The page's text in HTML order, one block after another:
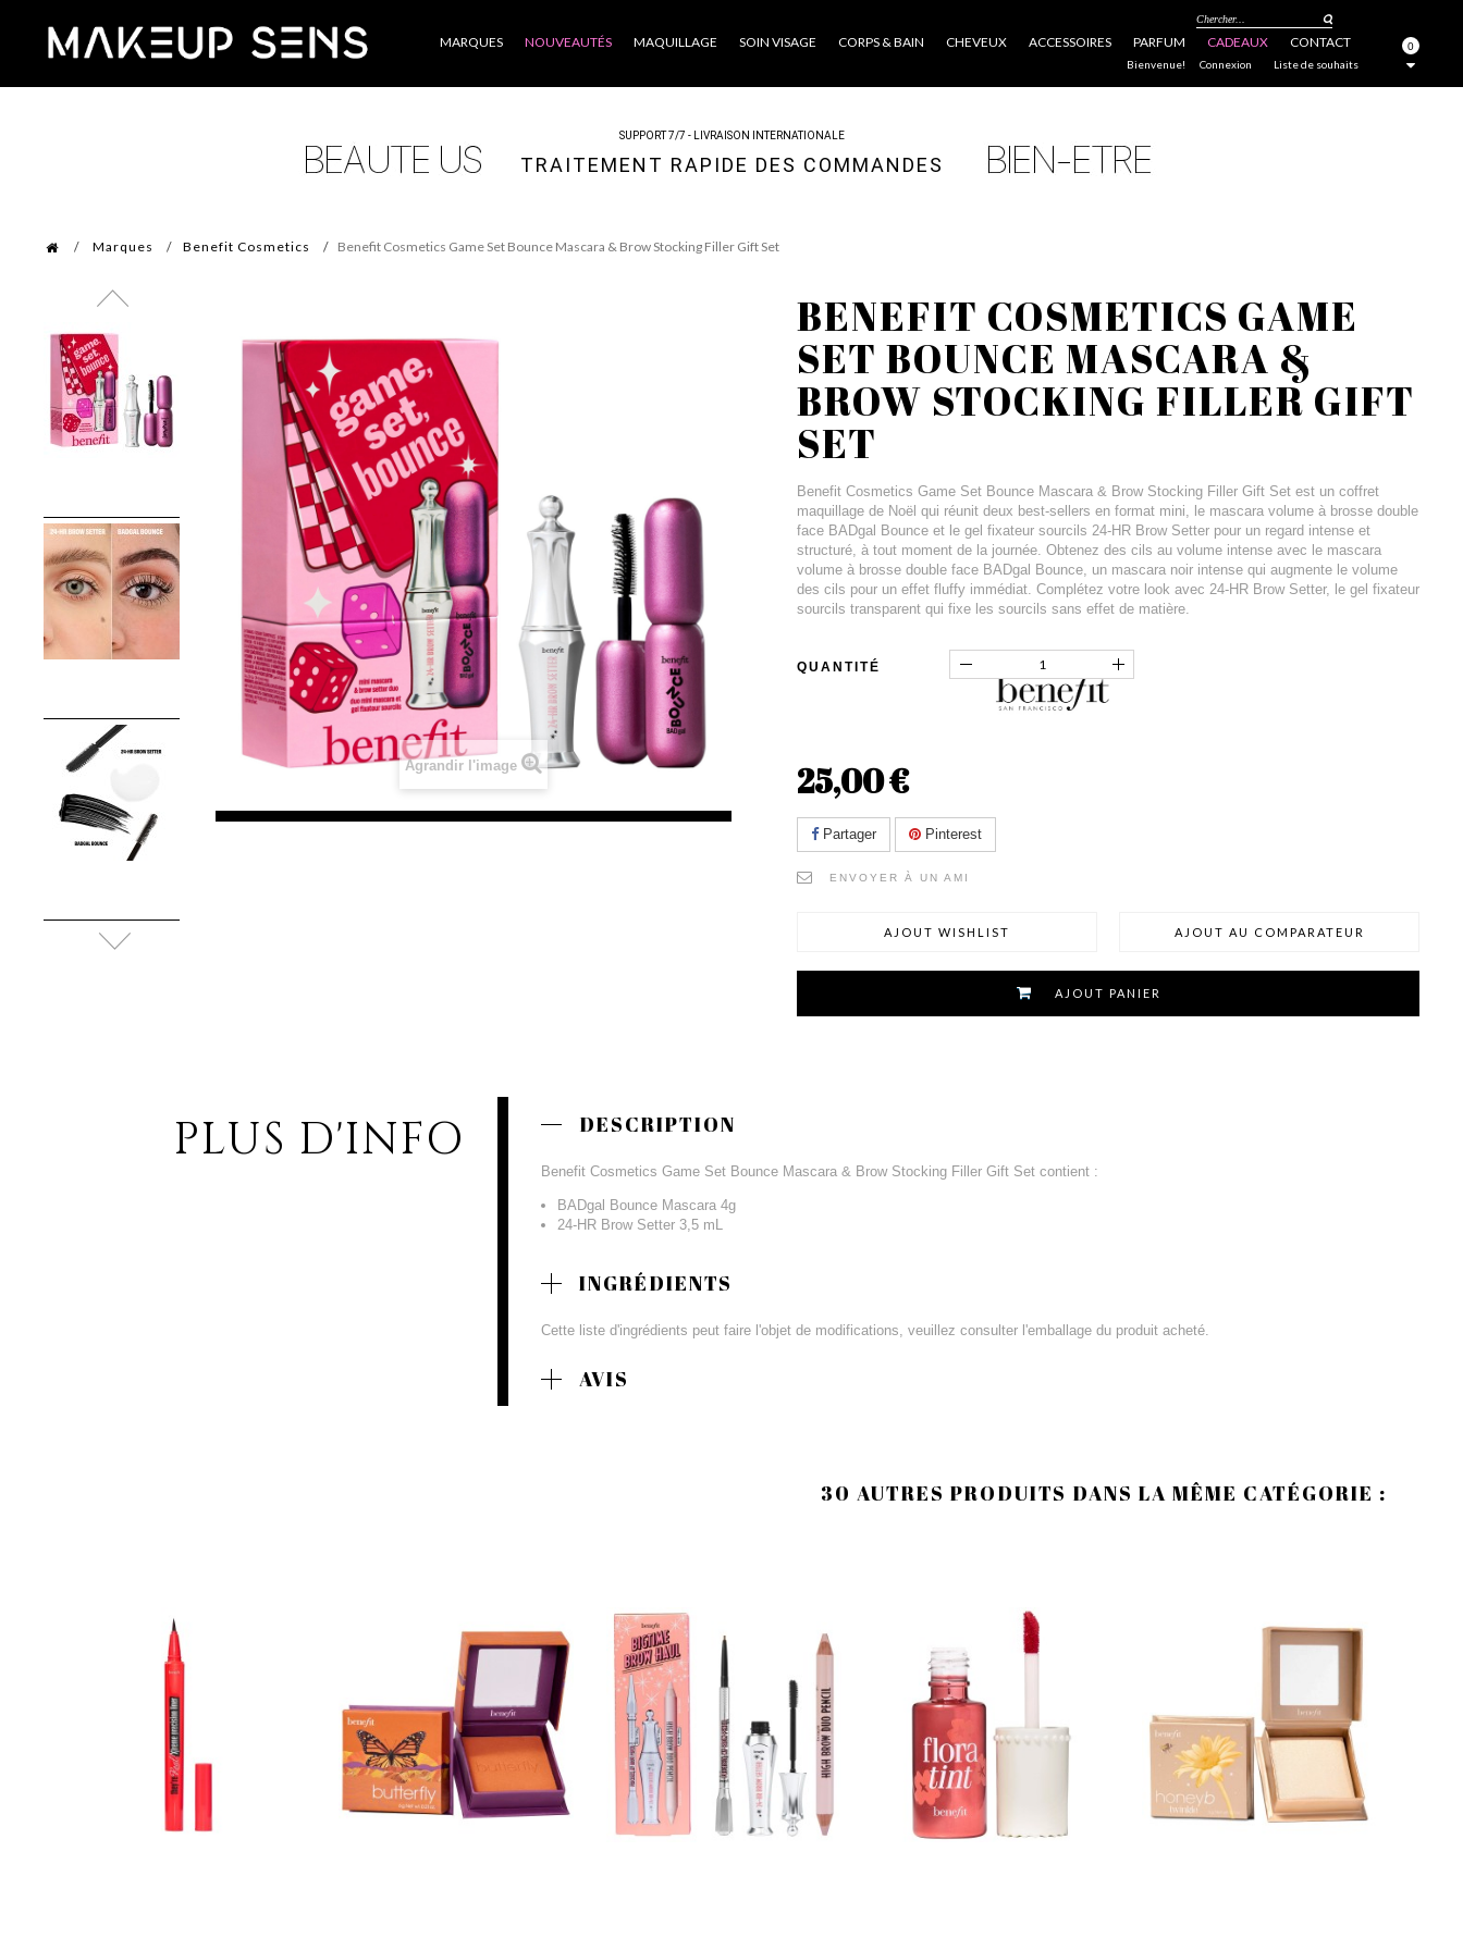
Catégories MARQUES NOUVEAUTÉS MAQUILLAGE SOIN VISAGE CORPS & BAIN CHEVEUX ACCESSOIRES PARFUM CADEAUX CONTACT
Chercher...
0
Liste de souhaits
Bienvenue! Connexion
SUPPORT 7/7 - LIVRAISON INTERNATIONALE
TRAITEMENT RAPIDE DES COMMANDES
Marques Benefit Cosmetics Benefit Cosmetics Game Set Bounce Mascara & Brow Stocking Filler Gift Set
Agrandir l'image
BENEFIT COSMETICS GAME
SET BOUNCE MASCARA &
BROW STOCKING FILLER GIFT
SET
Benefit Cosmetics Game Set Bounce Mascara & Brow Stocking Filler Gift Set est un coffret
maquillage de Noël qui réunit deux best-sellers en format mini, le mascara volume à brosse double
face BADgal Bounce et le gel fixateur sourcils 24-HR Brow Setter pour un regard intense et
structuré, à tout moment de la journée. Obtenez des cils au volume intense avec le mascara
volume à brosse double face BADgal Bounce, un mascara noir intense qui augmente le volume
des cils pour un effet fluffy immédiat. Complétez votre look avec 24-HR Brow Setter, le gel fixateur
sourcils transparent qui fixe les sourcils sans effet de matière.
QUANTITÉ
25,00 €
Partager Pinterest
ENVOYER À UN AMI
AJOUT WISHLIST AJOUT AU COMPARATEUR
AJOUT PANIER
PLUS D'INFO DESCRIPTION
Benefit Cosmetics Game Set Bounce Mascara & Brow Stocking Filler Gift Set contient :
BADgal Bounce Mascara 4g
24-HR Brow Setter 3,5 mL
INGRÉDIENTS
Cette liste d'ingrédients peut faire l'objet de modifications, veuillez consulter l'emballage du produit acheté.
AVIS
30 AUTRES PRODUITS DANS LA MÊME CATÉGORIE :